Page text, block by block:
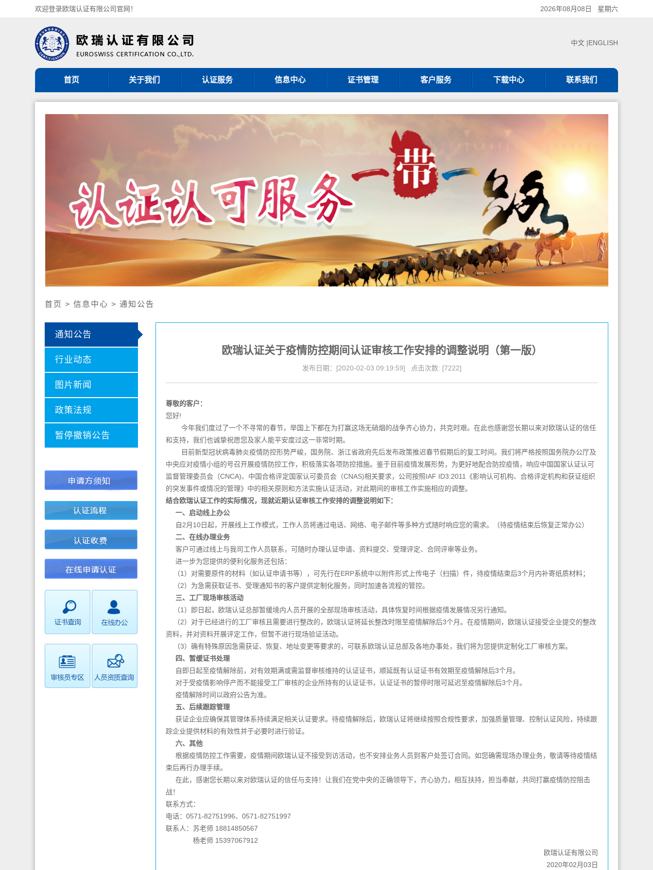
欢迎登录欧瑞认证有限公司官网！ 2026年08月08日 星期六
中文 |ENGLISH
首页 关于我们
机构简介
认证服务
ISO9001认证
ISO45001认证
ISO20000认证
服务认证
其他管理体系认证
公开文件
认证证书样本
认证业务范围
社会责任报告
信息中心
通知公告
证书管理
证书补办须知
客户服务
客服热线
第二方审核服务
认证规则
下载中心
下载中心
联系我们
联系我们
首页 > 信息中心 > 通知公告
通知公告
行业动态
图片新闻
政策法规
暂停撤销公告
欧瑞认证关于疫情防控期间认证审核工作安排的调整说明（第一版）
发布日期：[2020-02-03 09:19:59] 点击次数: [7222]
尊敬的客户：
您好!
今年我们度过了一个不寻常的春节，举国上下都在为打赢这场无硝烟的战争齐心协力，共克时艰。在此也感谢您长期以来对欧瑞认证的信任
和支持，我们也诚挚祝愿您及家人能平安度过这一非常时期。
目前新型冠状病毒肺炎疫情防控形势严峻，国务院、浙江省政府先后发布政策推迟春节假期后的复工时间。我们将严格按照国务院办公厅及
中央应对疫情小组的号召开展疫情防控工作，积极落实各项防控措施。鉴于目前疫情发展形势，为更好地配合防控疫情，响应中国国家认证认可
监督管理委员会（CNCA)、中国合格评定国家认可委员会（CNAS)相关要求，公司按照IAF ID3:2011《影响认可机构、合格评定机构和获证组织
的突发事件或情况的管理》中的相关原则和方法实施认证活动，对此期间的审核工作实施相应的调整。
结合欧瑞认证工作的实际情况，现就近期认证审核工作安排的调整说明如下：
一、启动线上办公
自2月10日起，开展线上工作模式，工作人员将通过电话、网络、电子邮件等多种方式随时响应您的需求。（待疫情结束后恢复正常办公）
二、在线办理业务
客户可通过线上与我司工作人员联系，可随时办理认证申请、资料提交、受理评定、合同评审等业务。
进一步为您提供的便利化服务还包括：
（1）对需要原件的材料（如认证申请书等），可先行在ERP系统中以附件形式上传电子（扫描）件，待疫情结束后3个月内补寄纸质材料；
（2）为急需获取证书、受理通知书的客户提供定制化服务，同时加速各流程的管控。
三、工厂现场审核活动
（1）即日起，欧瑞认证总部暂缓境内人员开展的全部现场审核活动，具体恢复时间根据疫情发展情况另行通知。
（2）对于已经进行的工厂审核且需要进行整改的，欧瑞认证将延长整改时限至疫情解除后3个月。在疫情期间，欧瑞认证接受企业提交的整改
资料，并对资料开展评定工作，但暂不进行现场验证活动。
（3）确有特殊原因急需获证、恢复、地址变更等要求的，可联系欧瑞认证总部及各地办事处，我们将为您提供定制化工厂审核方案。
四、暂缓证书处理
自即日起至疫情解除前，对有效期满或需监督审核维持的认证证书，顺延既有认证证书有效期至疫情解除后3个月。
对于受疫情影响停产而不能接受工厂审核的企业所持有的认证证书，认证证书的暂停时限可延迟至疫情解除后3个月。
疫情解除时间以政府公告为准。
五、后续跟踪管理
获证企业应确保其管理体系持续满足相关认证要求。待疫情解除后，欧瑞认证将继续按照合规性要求，加强质量管理、控制认证风险，持续跟
踪企业提供材料的有效性并于必要时进行验证。
六、其他
根据疫情防控工作需要，疫情期间欧瑞认证不接受到访活动，也不安排业务人员到客户处签订合同。如您确需现场办理业务，敬请等待疫情结
束后再行办理手续。
在此，感谢您长期以来对欧瑞认证的信任与支持！让我们在党中央的正确领导下，齐心协力，相互扶持，担当奉献，共同打赢疫情防控阻击
战！
联系方式：
电话： 0571-82751996、 0571-82751997
联系人：苏老师 18814850567
杨老师 15397067912
欧瑞认证有限公司
2020年02月03 日